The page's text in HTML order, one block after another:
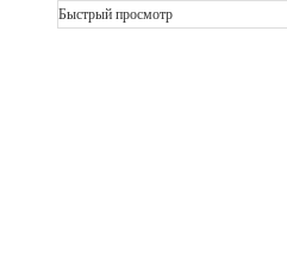
Быстрый просмотр